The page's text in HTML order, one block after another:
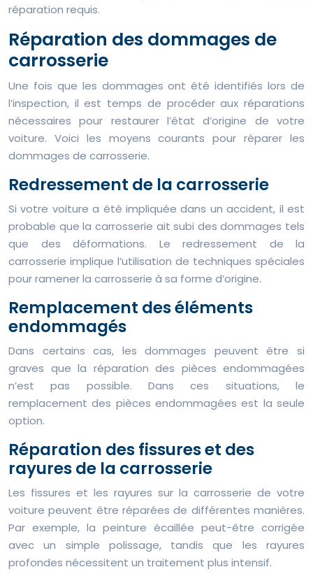
réparation requis.
Réparation des dommages de
carrosserie
Une fois que les dommages ont été identifiés lors de
l’inspection, il est temps de procéder aux réparations
nécessaires pour restaurer l’état d’origine de votre
voiture. Voici les moyens courants pour réparer les
dommages de carrosserie.
Redressement de la carrosserie
Si votre voiture a été impliquée dans un accident, il est
probable que la carrosserie ait subi des dommages tels
que des déformations. Le redressement de la
carrosserie implique l’utilisation de techniques spéciales
pour ramener la carrosserie à sa forme d’origine.
Remplacement des éléments
endommagés
Dans certains cas, les dommages peuvent être si
graves que la réparation des pièces endommagées
n’est pas possible. Dans ces situations, le
remplacement des pièces endommagées est la seule
option.
Réparation des fissures et des
rayures de la carrosserie
Les fissures et les rayures sur la carrosserie de votre
voiture peuvent être réparées de différentes manières.
Par exemple, la peinture écaillée peut-être corrigée
avec un simple polissage, tandis que les rayures
profondes nécessitent un traitement plus intensif.